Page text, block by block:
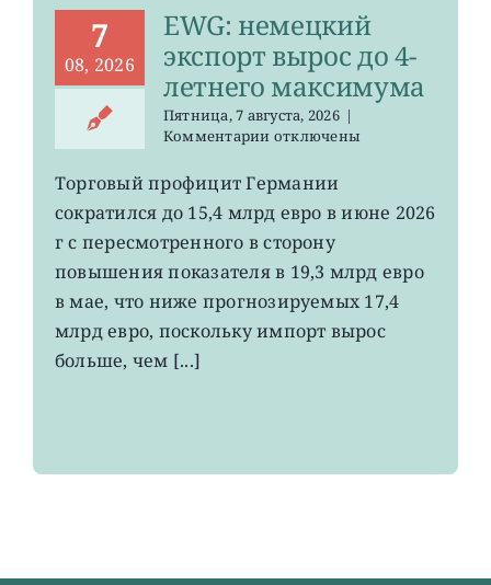
7
08, 2026
EWG: немецкий
экспорт вырос до 4-
летнего максимума
Пятница, 7 августа, 2026 |
Комментариик
EWG:
немецкий
экспорт
вырос
4-
летнего
отключены
Торговый профицит Германии
сократился до 15,4 млрд евро в июне 2026
г с пересмотренного в сторону
повышения показателя в 19,3 млрд евро
в мае, что ниже прогнозируемых 17,4
млрд евро, поскольку импорт вырос
больше, чем [...]